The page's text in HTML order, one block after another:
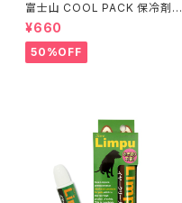
富士山 COOL PACK 保冷剤 2
個セット ひんやり雑貨 アイスパ
ックla flaner ラフラネ
¥660
50%OFF